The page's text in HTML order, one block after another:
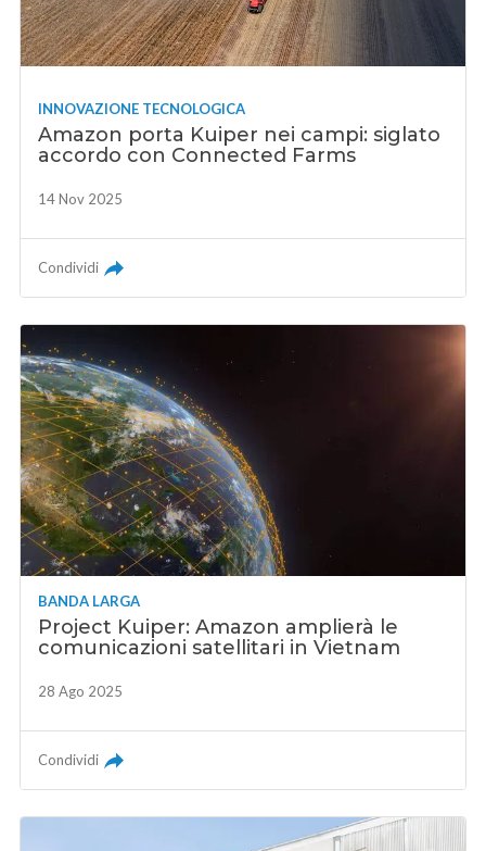
INNOVAZIONE TECNOLOGICA
Amazon porta Kuiper nei campi: siglato
accordo con Connected Farms
14 Nov 2025
Condividi
BANDA LARGA
Project Kuiper: Amazon amplierà le
comunicazioni satellitari in Vietnam
28 Ago 2025
Condividi